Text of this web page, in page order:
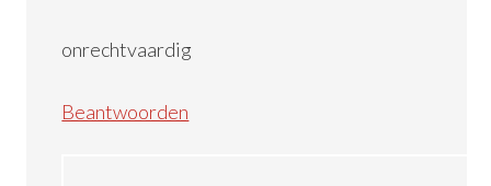
onrechtvaardig
Beantwoorden